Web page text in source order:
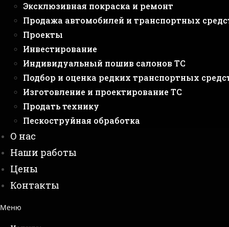
Эксклюзивная покраска и ремонт
Продажа автомобилей и транспортных
Проекты
Инвестирование
Индивидуальный пошив салонов ТС
Подбор и оценка редких транспортных
Изготовление и проектирование ТС
Продать технику
Пескоструйная обработка
О нас
Наши работы
Цены
Контакты
Меню